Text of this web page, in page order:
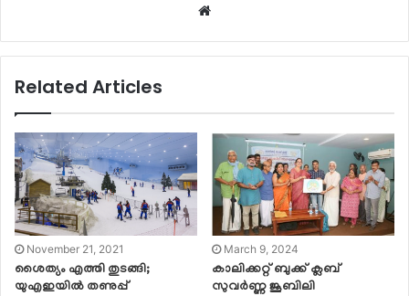
Website
Related Articles
November 21, 2021
ശൈത്യം എത്തി തുടങ്ങി;
യുഎഇയിൽ തണുപ്പ്
March 9, 2024
കാലിക്കറ്റ് ബുക്ക് ക്ലബ്
സുവർണ്ണ ജൂബിലി